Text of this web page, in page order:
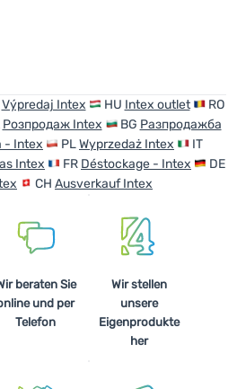
Výpredaj Intex HU Intex outlet
RO
Розпродаж Intex BG Разпродажба
- Intex PLWyprzedaż Intex
IT
Intex FR Déstockage - Intex
DE
CH Ausverkauf Intex
beraten Sie
und per
Telefon
Wir stellen
unsere
Eigenprodukte
her